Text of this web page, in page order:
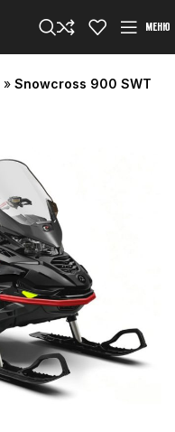
МЕНЮ
» Snowcross 900 SWT